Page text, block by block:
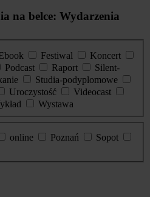
na belce: Wydarzenia
Festiwal
Koncert
Podcast Raport
Silent-
Studia-podyplomowe
Uroczystość
Videocast
Wystawa
online Poznań
Sopot